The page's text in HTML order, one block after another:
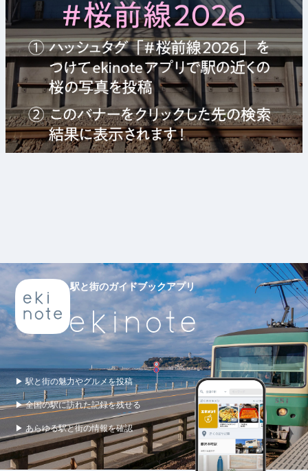
駅と街のガイドブックアプリ
▶ 駅と街の魅力やグルメを投稿
▶ 全国の駅に訪れた記録を残せる
▶ あらゆる駅と街の情報を確認